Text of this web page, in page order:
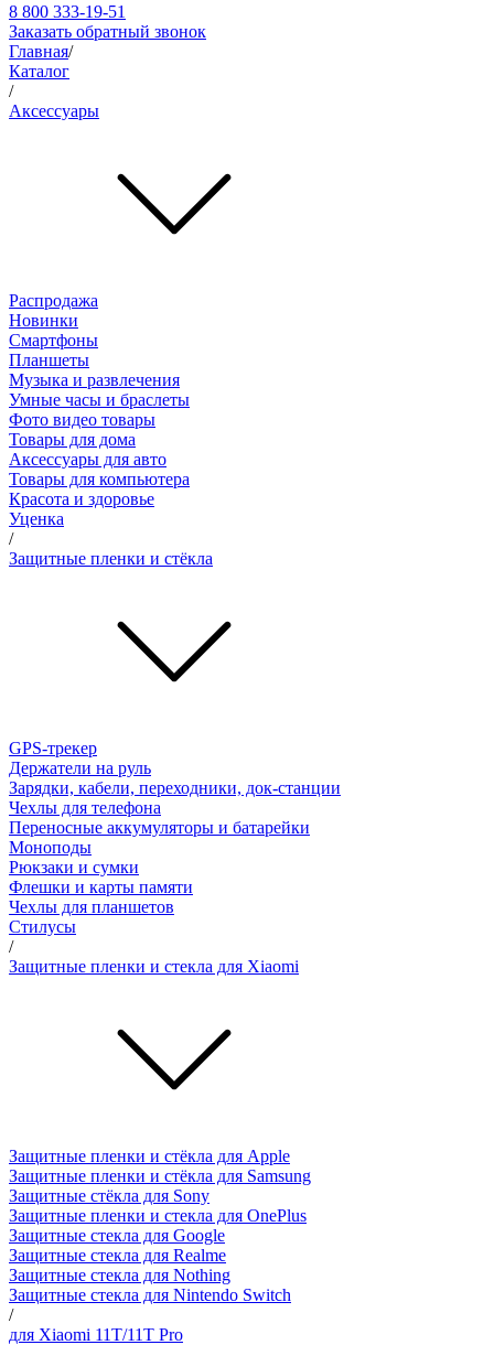
8 800 333-19-51
Заказать обратный звонок
Главная/
Каталог
/
Аксессуары
Распродажа
Новинки
Смартфоны
Планшеты
Музыка и развлечения
Умные часы и браслеты
Фото видео товары
Товары для дома
Аксессуары для авто
Товары для компьютера
Красота и здоровье
Уценка
/
Защитные пленки и стёкла
GPS-трекер
Держатели на руль
Зарядки, кабели, переходники, док-станции
Чехлы для телефона
Переносные аккумуляторы и батарейки
Моноподы
Рюкзаки и сумки
Флешки и карты памяти
Чехлы для планшетов
Стилусы
/
Защитные пленки и стекла для Xiaomi
Защитные пленки и стёкла для Apple
Защитные пленки и стёкла для Samsung
Защитные стёкла для Sony
Защитные пленки и стекла для OnePlus
Защитные стекла для Google
Защитные стекла для Realme
Защитные стекла для Nothing
Защитные стекла для Nintendo Switch
/
для Xiaomi 11T/11T Pro